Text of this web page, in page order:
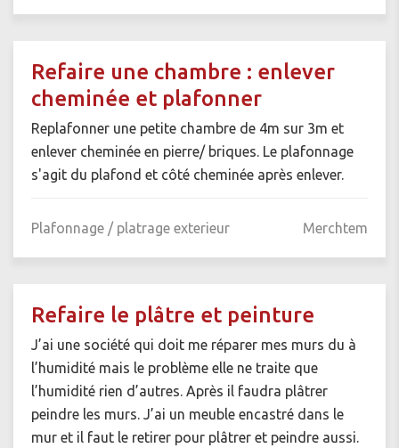
Refaire une chambre : enlever
cheminée et plafonner
Replafonner une petite chambre de 4m sur 3m et
enlever cheminée en pierre/ briques. Le plafonnage
s'agit du plafond et côté cheminée après enlever.
Plafonnage / platrage exterieur Merchtem
Refaire le plâtre et peinture
J’ai une société qui doit me réparer mes murs du à
l’humidité mais le problème elle ne traite que
l’humidité rien d’autres. Après il faudra plâtrer
peindre les murs. J’ai un meuble encastré dans le
mur et il faut le retirer pour plâtrer et peindre aussi.